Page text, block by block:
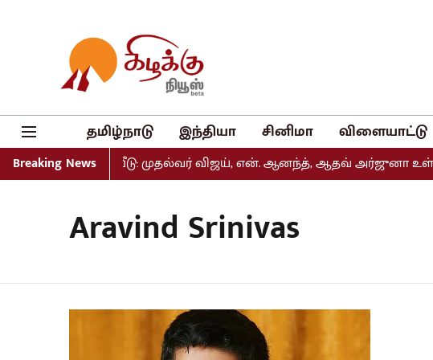
தமிழ்நாடு இந்தியா சினிமா விளையாட்டு
Breaking Newsவெளியீடு: முதல்வர் விஜய், என். ஆனந்த், ஆதவ் அர்ஜுனா
Aravind Srinivas